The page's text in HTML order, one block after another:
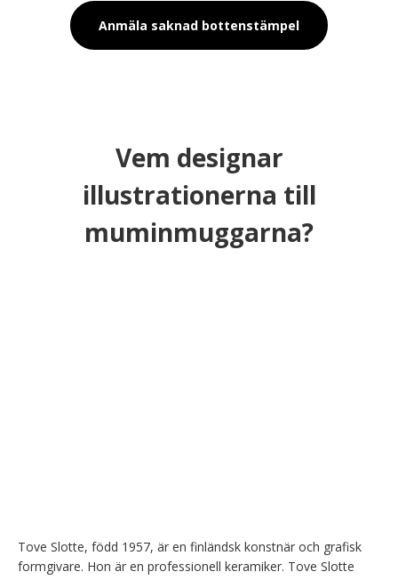
Anmäla saknad bottenstämpel
Vem designar
illustrationerna till
muminmuggarna?
Tove Slotte, född 1957, är en finländsk konstnär och grafisk
formgivare. Hon är en professionell keramiker. Tove Slotte